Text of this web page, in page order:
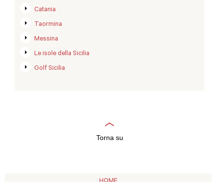
Catania
Taormina
Messina
Le isole della Sicilia
Golf Sicilia
Torna su